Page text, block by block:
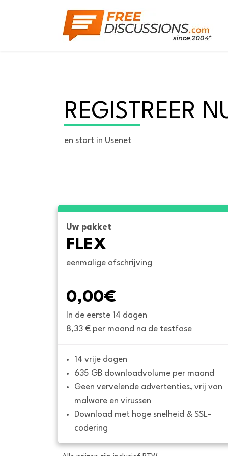
REGISTREER
en start in Usenet
Uw pakket
FLEX
eenmalige afschrijving
0,00€
In de eerste 14 dagen
8,33 € per maand na de testfase
14 vrije dagen
635 GB downloadvolume per maand
Geen vervelende advertenties, vrij van
malware en virussen
Download met hoge snelheid & SSL-
codering